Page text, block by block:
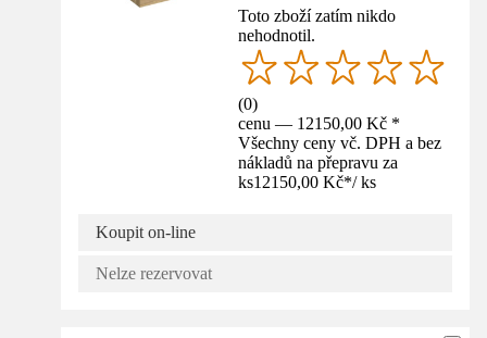
Toto zboží zatím nikdo
nehodnotil.
(0)
cenu — 12150,00 Kč *
Všechny ceny vč. DPH a bez
nákladů na přepravu za
ks12150,00 Kč*/ ks
Koupit on-line
Nelze rezervovat